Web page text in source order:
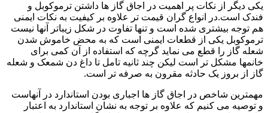
یکی دیگر از نکات پر اهمیت در اجاق گاز ها داشتن ترموکوبل و
فندک است.در انواع گران قیمت تر علاوه بر کیفیت به نکات ایمنی
هم توجه بیشتری شده است و تنها تفاوت در شکل زیباتر آنها نیست
ترموکوبل یکی از قطعات ایمنی است که به محض خاموش شدن
شعله گاز را قطع می نماید گرچه که استفاده از آن کمی برای
خانمها مشکل تر است لیکن چند ثانیه تامل تا داغ دن شمعک و شعله
گاز از بروز یک حادثه مقرون به صرفه تر است.
مهمترین شاخص در اجاق گاز ها اجباری بودن استاندارد در آنهاست
و توصیه می کنیم که علاوه بر توجه به نشان استاندارد به اعتبار